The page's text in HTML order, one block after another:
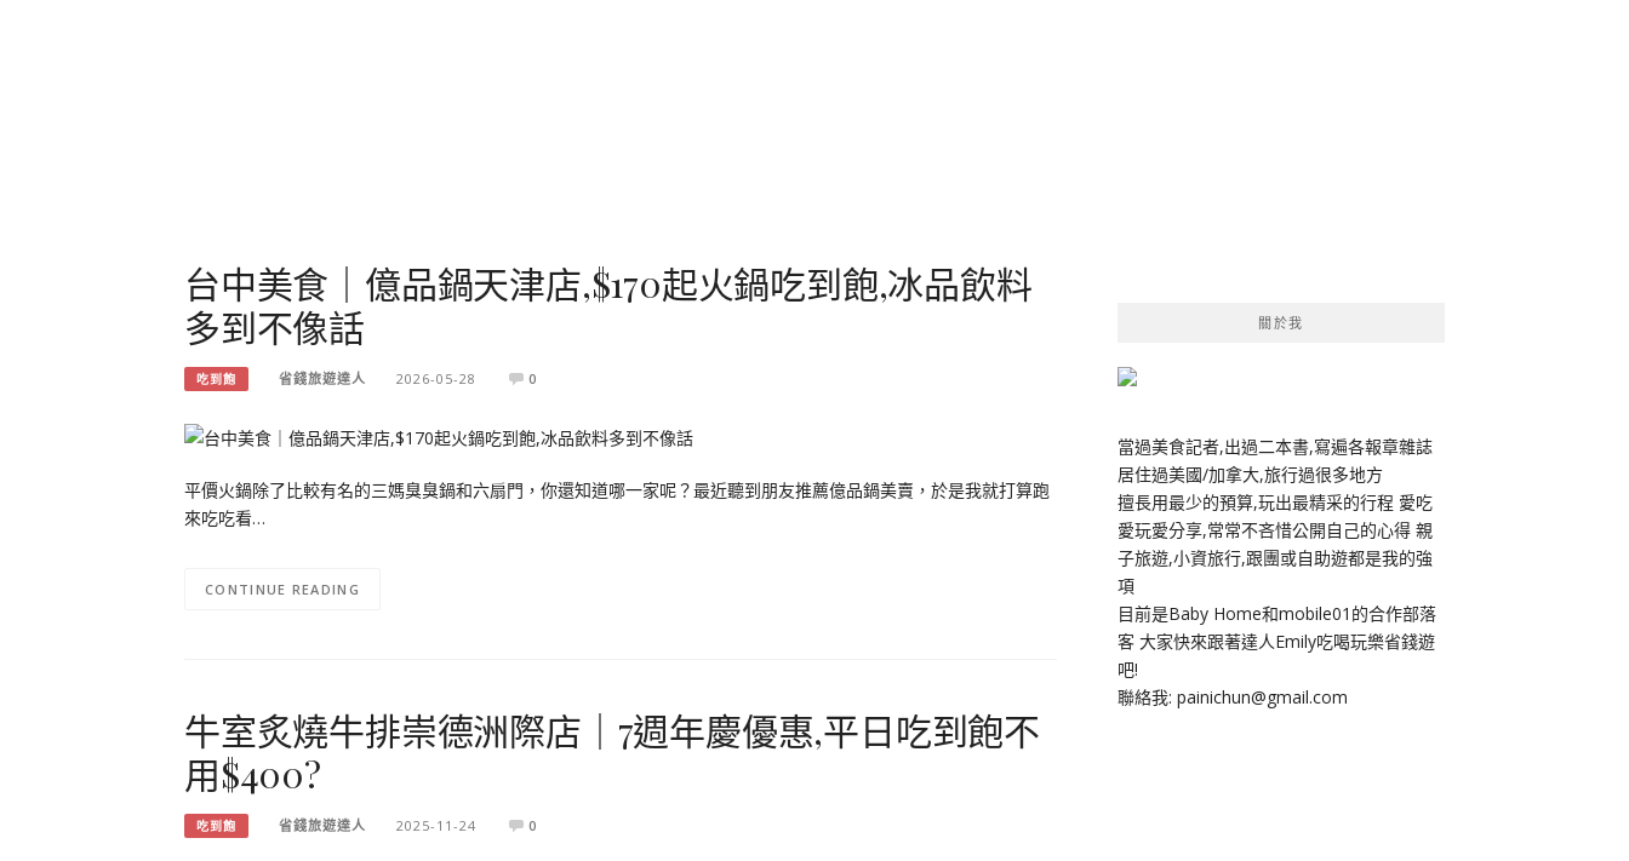
台中美食｜億品鍋天津店,$170起火鍋吃到飽,冰品飲料
多到不像話
吃到飽 省錢旅遊達人 2026-05-28 0
平價火鍋除了比較有名的三媽臭臭鍋和六扇門，你還知道哪一家呢？最近聽到朋友推薦億品鍋美賣，於是我就打算跑
來吃吃看…
CONTINUE READING
牛室炙燒牛排崇德洲際店｜7週年慶優惠,平日吃到飽不
用$400?
吃到飽 省錢旅遊達人 2025-11-24 0
關於我
當過美食記者,出過二本書,寫遍各報章雜誌
居住過美國/加拿大,旅行過很多地方
擅長用最少的預算,玩出最精采的行程 愛吃
愛玩愛分享,常常不吝惜公開自己的心得 親
子旅遊,小資旅行,跟團或自助遊都是我的強
項
目前是Baby Home和mobile01的合作部落
客 大家快來跟著達人Emily吃喝玩樂省錢遊
吧!
聯絡我: painichun@gmail.com